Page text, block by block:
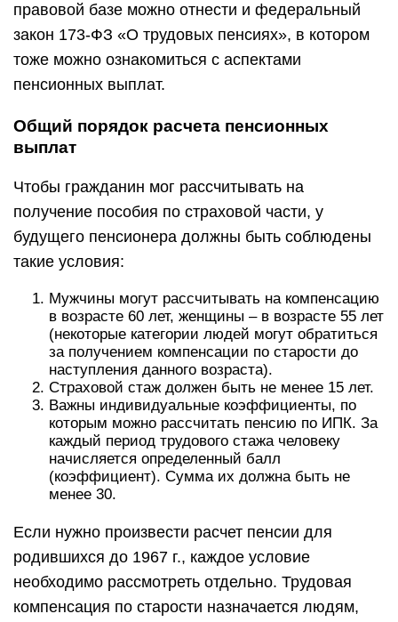
правовой базе можно отнести и федеральный
закон 173-ФЗ «О трудовых пенсиях», в котором
тоже можно ознакомиться с аспектами
пенсионных выплат.
Общий порядок расчета пенсионных
выплат
Чтобы гражданин мог рассчитывать на
получение пособия по страховой части, у
будущего пенсионера должны быть соблюдены
такие условия:
Мужчины могут рассчитывать на компенсацию
в возрасте 60 лет, женщины – в возрасте 55 лет
(некоторые категории людей могут обратиться
за получением компенсации по старости до
наступления данного возраста).
Страховой стаж должен быть не менее 15 лет.
Важны индивидуальные коэффициенты, по
которым можно рассчитать пенсию по ИПК. За
каждый период трудового стажа человеку
начисляется определенный балл
(коэффициент). Сумма их должна быть не
менее 30.
Если нужно произвести расчет пенсии для
родившихся до 1967 г., каждое условие
необходимо рассмотреть отдельно. Трудовая
компенсация по старости назначается людям,